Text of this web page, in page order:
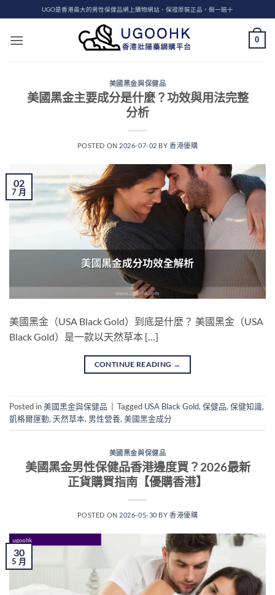
to
content
UGO是香港最大的男性保健品網上購物網站、保證原裝正品，假一賠十
0
美國黑金與保健品
美國黑金主要成分是什麼？功效與用法完整
分析
POSTED ON 2026-07-02 BY香港優購
02
7 月
美國黑金（USA Black Gold）到底是什麼？ 美國黑金（USA
Black Gold）是一款以天然草本 […]
CONTINUE READING →
Posted in美國黑金與保健品 Tagged USA Black Gold,保健品,保健知識,
凱格爾運動,天然草本, 男性營養,美國黑金成分
美國黑金與保健品
美國黑金男性保健品香港邊度買？2026最新
正貨購買指南【優購香港】
POSTED ON 2026-05-30 BY香港優購
30
5 月